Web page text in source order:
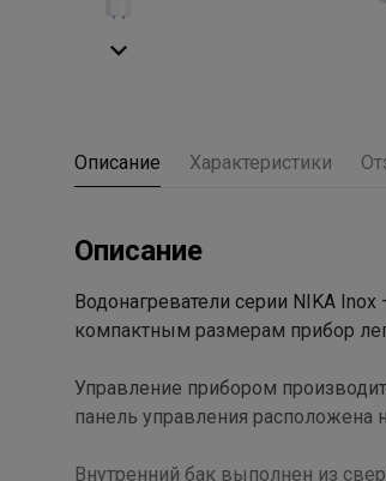
Описание Характеристики
Описание
Водонагреватели серии NIKA
компактным размерам прибор
Управление прибором
панель управления расположена
Внутренний бак выполнен из